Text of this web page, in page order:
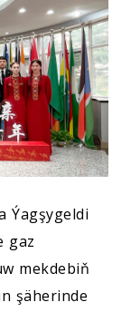
Ýagşygeldi
gaz
mekdebiň
şäherinde